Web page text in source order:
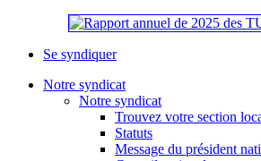
Se syndiquer
Notre syndicat
Notre syndicat
Trouvez votre section
Statuts
Message du président